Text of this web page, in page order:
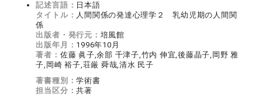
記述言語： 日本語
タイトル： 人間関係の発達心理学２ 乳幼児期の人間関
係
出版者・発行元： 培風館
出版年月： 1996年10月
著者： 佐藤 眞子,余部 千津子,竹内 伸宜,後藤晶子,岡野 雅
子,岡崎 裕子,荘厳 舜哉,清水 民子
著書種別：学術書
担当区分：共著